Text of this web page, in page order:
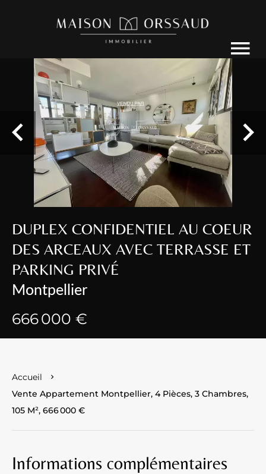
DUPLEX CONFIDENTIEL AU COEUR
DES ARCEAUX AVEC TERRASSE ET
PARKING PRIVÉ
Montpellier
666 000 €
Accueil
Vente Appartement Montpellier, 4 Pièces, 3 Chambres,
105 M², 666 000 €
Informations complémentaires